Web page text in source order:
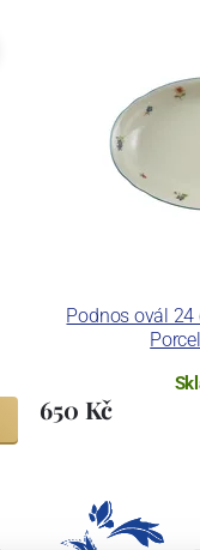
Podnos ovál 24
650 Kč